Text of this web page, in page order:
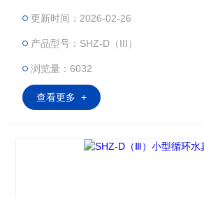
空泵，即便于教师直观演示，学生亦可
更新时间：2026-02-26
产品型号：SHZ-D（III）
浏览量：6032
查看更多 +